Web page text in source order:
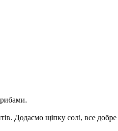
Додаємо щіпку солі, все